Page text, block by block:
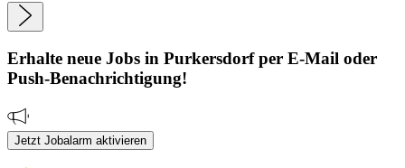
Erhalte neue Jobs in Purkersdorfper E-Mail oder
Push-Benachrichtigung!
Jetzt Jobalarm aktivieren